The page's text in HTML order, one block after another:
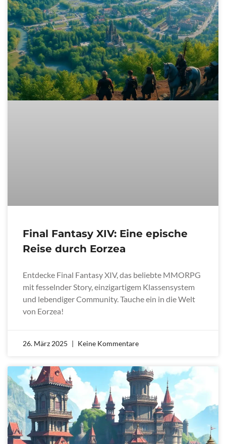
Final Fantasy XIV: Eine epische
Reise durch Eorzea
Entdecke Final Fantasy XIV, das beliebte MMORPG
mit fesselnder Story, einzigartigem Klassensystem
und lebendiger Community. Tauche ein in die Welt
von Eorzea!
26. März 2025 Keine Kommentare